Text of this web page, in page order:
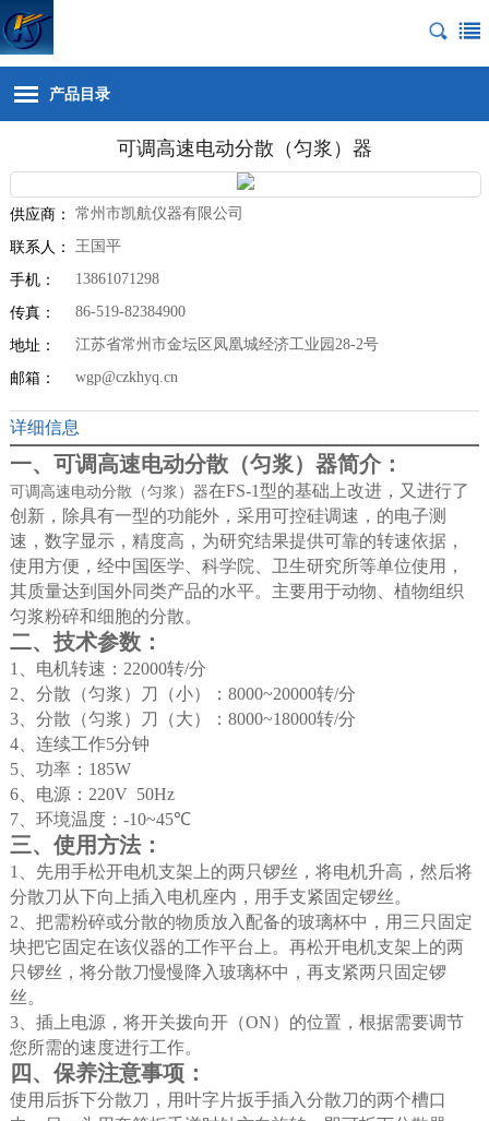
产品目录
可调高速电动分散（匀浆）器
供应商： 常州市凯航仪器有限公司
联系人： 王国平
手机： 13861071298
传真： 86-519-82384900
地址： 江苏省常州市金坛区凤凰城经济工业园28-2号
邮箱： wgp@czkhyq.cn
详细信息
一、可调高速电动分散（匀浆）器简介：
可调高速电动分散（匀浆）器在FS-1型的基础上改进，又进行了
创新，除具有一型的功能外，采用可控硅调速，的电子测
速，数字显示，精度高，为研究结果提供可靠的转速依据，
使用方便，经中国医学、科学院、卫生研究所等单位使用，
其质量达到国外同类产品的水平。主要用于动物、植物组织
匀浆粉碎和细胞的分散。
二、技术参数：
1 、电机转速： 22000转/分
2 、分散（匀浆）刀（小）： 8000~20000转/分
3、分散（匀浆）刀（大）： 8000~18000转/分
4、连续工作5分钟
5、功率： 185W
6、电源： 220V 50Hz
7、环境温度： -10~45℃
三、使用方法：
1
、先用手松开电机支架上的两只锣丝，将电机升高，然后将
分散刀从下向上插入电机座内，用手支紧固定锣丝。
2 、把需粉碎或分散的物质放入配备的玻璃杯中，用三只固定
块把它固定在该仪器的工作平台上。再松开电机支架上的两
只锣丝，将分散刀慢慢降入玻璃杯中，再支紧两只固定锣
丝。
3、插上电源，将开关拨向开（ON）的位置，根据需要调节
您所需的速度进行工作。
四、保养注意事项：
使用后拆下分散刀，用叶字片扳手插入分散刀的两个槽口